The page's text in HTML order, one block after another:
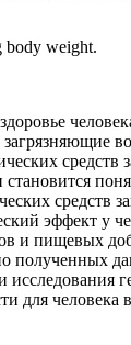
body weight.
средств
эффект у
и пищевых
полученных
для человека